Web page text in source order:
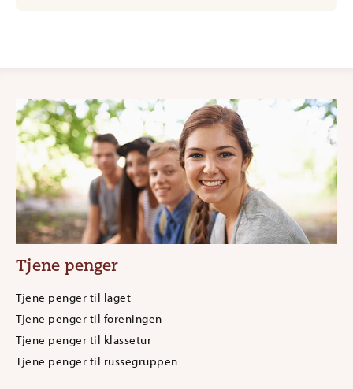
Tjene penger
Tjene penger til laget
Tjene penger til foreningen
Tjene penger til klassetur
Tjene penger til russegruppen